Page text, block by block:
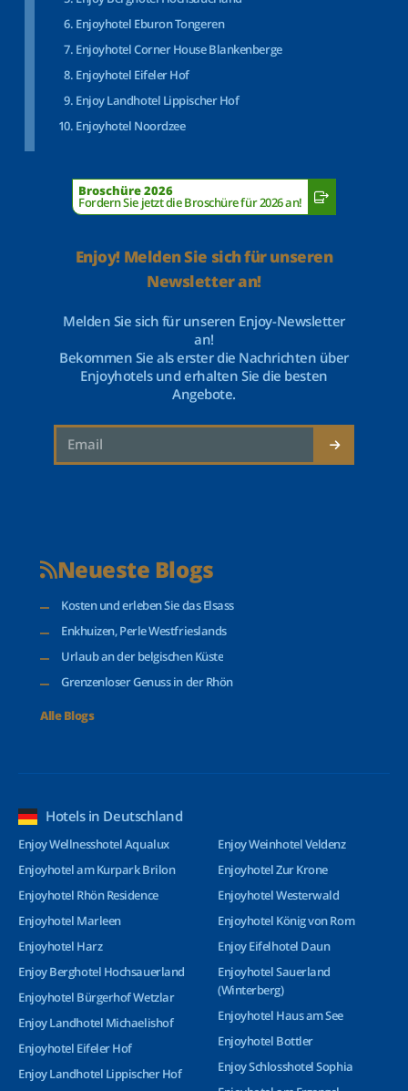
Enjoyhotel Eburon Tongeren
Enjoyhotel Corner House Blankenberge
Enjoyhotel Eifeler Hof
Enjoy Landhotel Lippischer Hof
Enjoyhotel Noordzee
Broschüre 2026
Fordern Sie jetzt die Broschüre für 2026 an!
Enjoy! Melden Sie sich für unseren
Newsletter an!
Melden Sie sich für unseren Enjoy-Newsletter
an!
Bekommen Sie als erster die Nachrichten über
Enjoyhotels und erhalten Sie die besten
Angebote.
Neueste Blogs
Kosten und erleben Sie das Elsass
Enkhuizen, Perle Westfrieslands
Urlaub an der belgischen Küste
Grenzenloser Genuss in der Rhön
Alle Blogs
Hotels in Deutschland
Enjoy Wellnesshotel Aqualux
Enjoyhotel am Kurpark Brilon
Enjoyhotel Rhön Residence
Enjoyhotel Marleen
Enjoyhotel Harz
Enjoy Berghotel Hochsauerland
Enjoyhotel Bürgerhof Wetzlar
Enjoy Landhotel Michaelishof
Enjoyhotel Eifeler Hof
Enjoy Landhotel Lippischer Hof
Enjoy Weinhotel Veldenz
Enjoyhotel Zur Krone
Enjoyhotel Westerwald
Enjoyhotel König von Rom
Enjoy Eifelhotel Daun
Enjoyhotel Sauerland
(Winterberg)
Enjoyhotel Haus am See
Enjoyhotel Bottler
Enjoy Schlosshotel Sophia